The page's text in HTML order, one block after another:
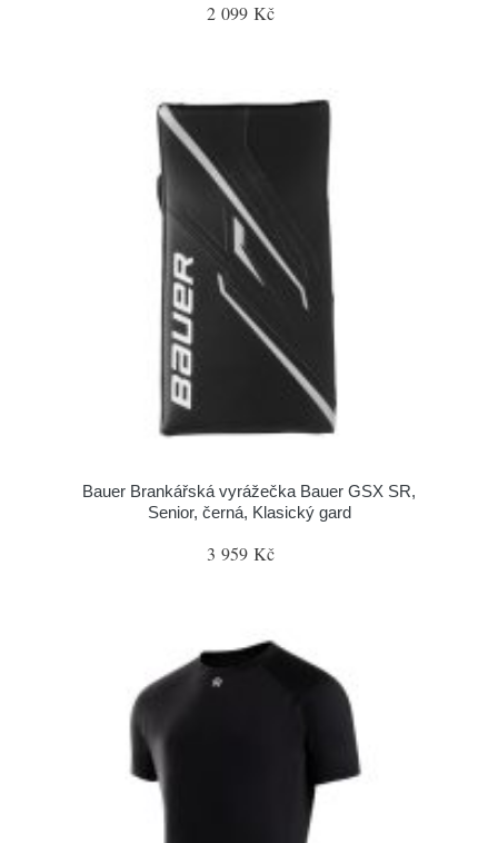
2 099 Kč
Bauer Brankářská vyrážečka Bauer GSX SR,
Senior, černá, Klasický gard
3 959 Kč